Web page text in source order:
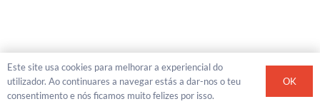
Este site usa cookies para melhorar a experiencial do
utilizador. Ao continuares a navegar estás a dar-nos o teu
consentimento e nós ficamos muito felizes por isso.
OK